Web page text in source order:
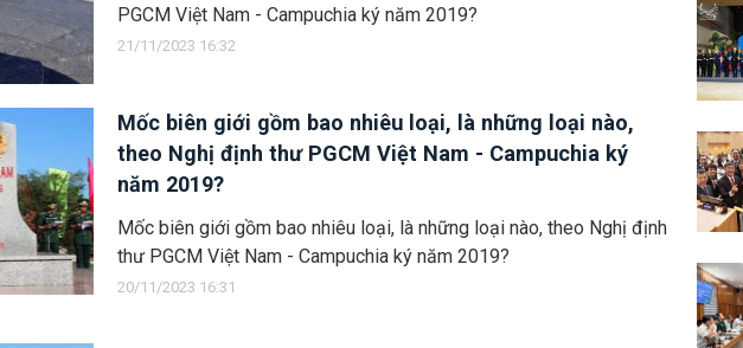
PGCM Việt Nam - Campuchia ký năm 2019?
21/11/2023 16:32
Mốc biên giới gồm bao nhiêu loại, là những loại nào,
theo Nghị định thư PGCM Việt Nam - Campuchia ký
năm 2019?
Mốc biên giới gồm bao nhiêu loại, là những loại nào, theo Nghị định
thư PGCM Việt Nam - Campuchia ký năm 2019?
20/11/2023 16:31